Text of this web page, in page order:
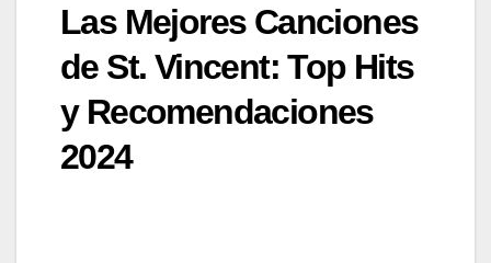
Las Mejores Canciones
de St. Vincent: Top Hits
y Recomendaciones
2024